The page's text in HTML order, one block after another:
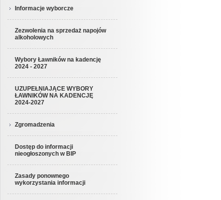
Informacje wyborcze
Zezwolenia na sprzedaż napojów
alkoholowych
Wybory Ławników na kadencję
2024 - 2027
UZUPEŁNIAJĄCE WYBORY
ŁAWNIKÓW NA KADENCJĘ
2024-2027
Zgromadzenia
Dostęp do informacji
nieogłoszonych w BIP
Zasady ponownego
wykorzystania informacji